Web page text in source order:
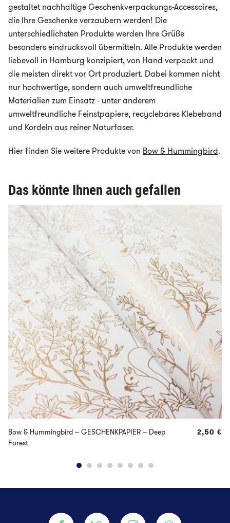
gestaltet nachhaltige Geschenkverpackungs-Accessoires,
die Ihre Geschenke verzaubern werden! Die
unterschiedlichsten Produkte werden Ihre Grüße
besonders eindrucksvoll übermitteln. Alle Produkte werden
liebevoll in Hamburg konzipiert, von Hand verpackt und
die meisten direkt vor Ort produziert. Dabei kommen nicht
nur hochwertige, sondern auch umweltfreundliche
Materialien zum Einsatz - unter anderem
umweltfreundliche Feinstpapiere, recyclebares Klebeband
und Kordeln aus reiner Naturfaser.
Hier finden Sie weitere Produkte von Bow & Hummingbird.
Das könnte Ihnen auch gefallen
Bow & Hummingbird – GESCHENKPAPIER – Deep
Forest
2,50 €